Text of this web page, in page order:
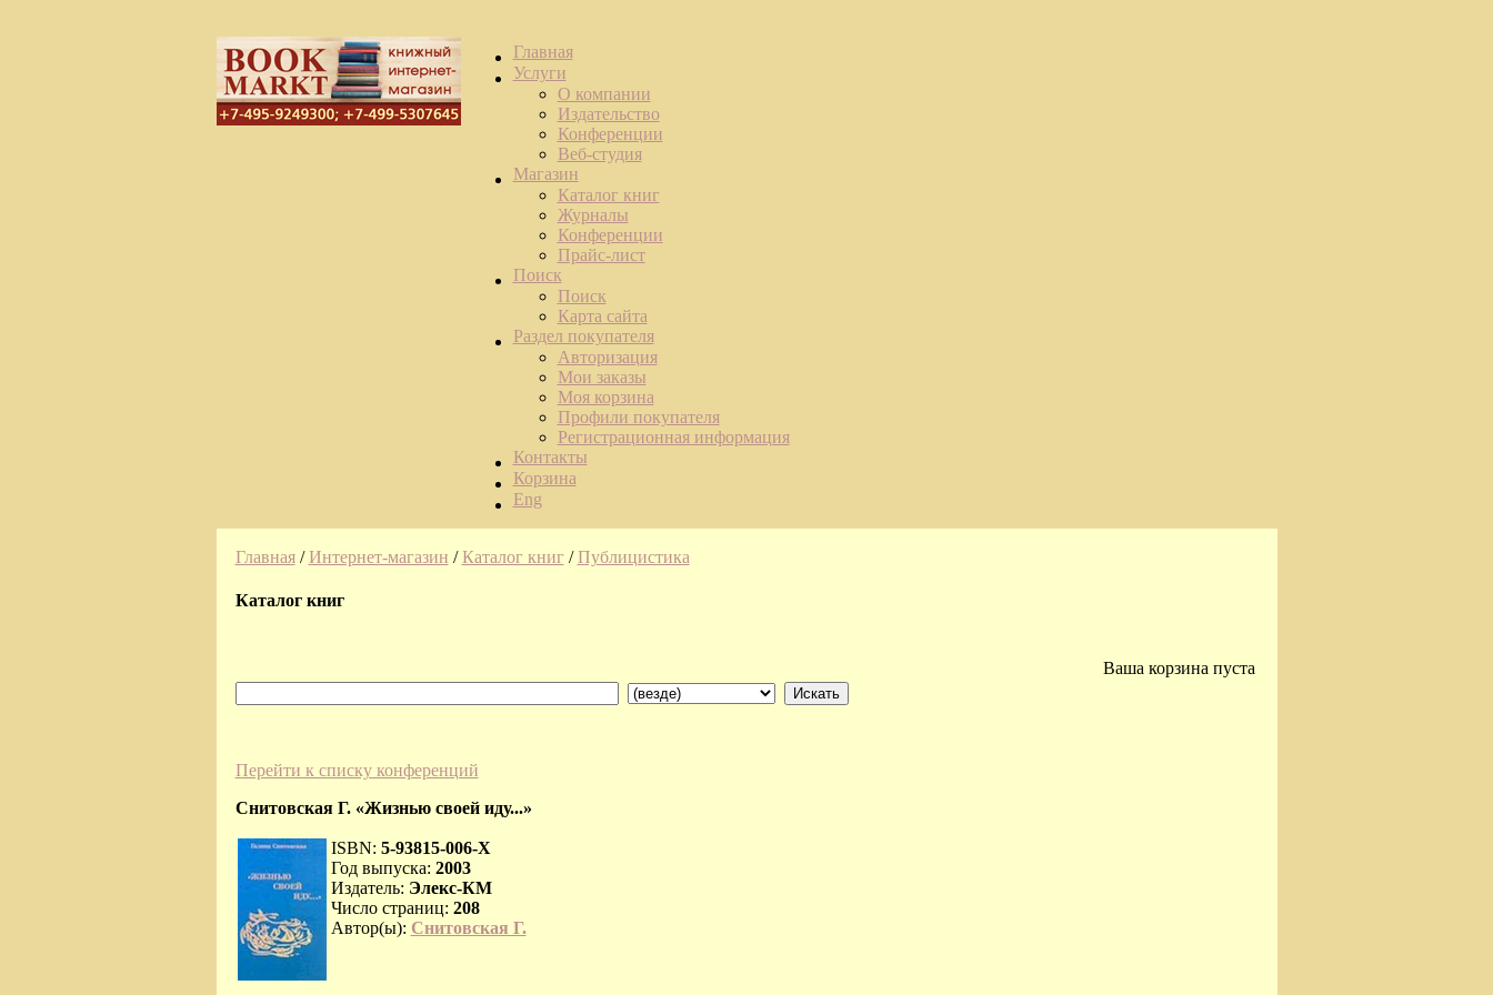
Главная
Услуги
О компании
Издательство
Конференции
Веб-студия
Магазин
Каталог книг
Журналы
Конференции
Прайс-лист
Поиск
Поиск
Карта сайта
Раздел покупателя
Авторизация
Мои заказы
Моя корзина
Профили покупателя
Регистрационная информация
Контакты
Корзина
Eng
Главная/Интернет-магазин /Каталог книг /Публицистика
Каталог книг
Ваша корзина пуста
Перейти к списку конференций
Снитовская Г. «Жизнью своей иду...»
ISBN: 5-93815-006-X
Год выпуска: 2003
Издатель: Элекс-КМ
Число страниц: 208
Автор(ы): Снитовская Г.